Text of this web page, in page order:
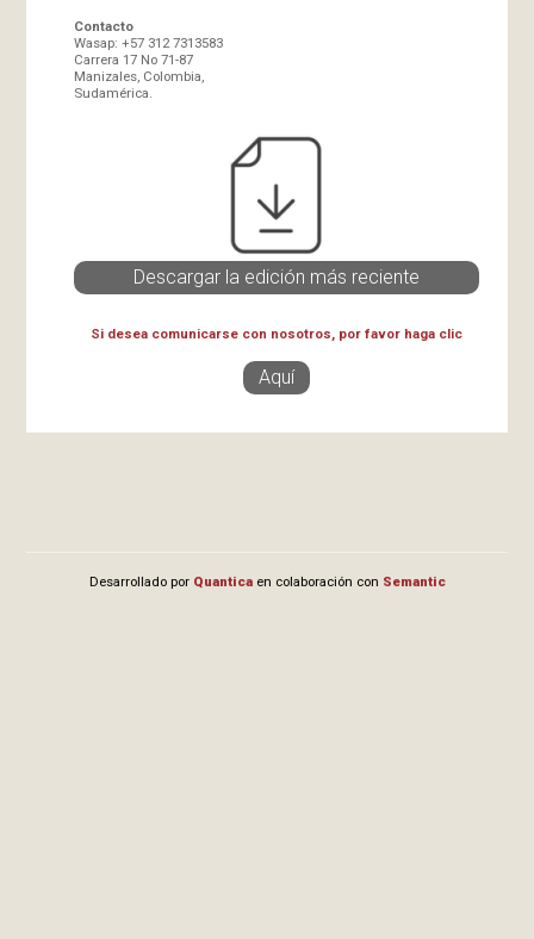
Contacto
Wasap: +57 312 7313583
Carrera 17 No 71-87
Manizales, Colombia,
Sudamérica.
Descargar la edición más reciente
Si desea comunicarse con nosotros, por favor haga clic
Aquí
Desarrollado por Quanticaen colaboración con Semantic